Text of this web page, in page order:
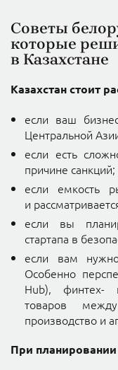
Советы
которые
в Казахстане
Казахстан стоит
если ваш
Центральной
если есть
причине санкций;
если емкость
и
если вы
стартапа в
если вам
Особенно
Hub), финтех-
товаров
производство и
При